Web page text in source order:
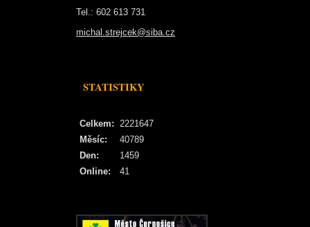
Tel.: 602 613 731
michal.strejcek@siba.cz
STATISTIKY
Online: 41
Celkem: 2221647
Měsíc:
40789
Den:
1459